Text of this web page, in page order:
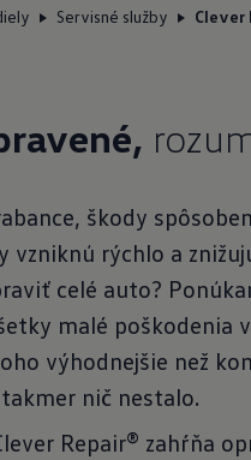
Servisné služby Clever
škody
vzniknú rýchlo a
celé auto?
malé poškodenia
výhodnejšie než
nič nestalo.
Repair® zahŕňa